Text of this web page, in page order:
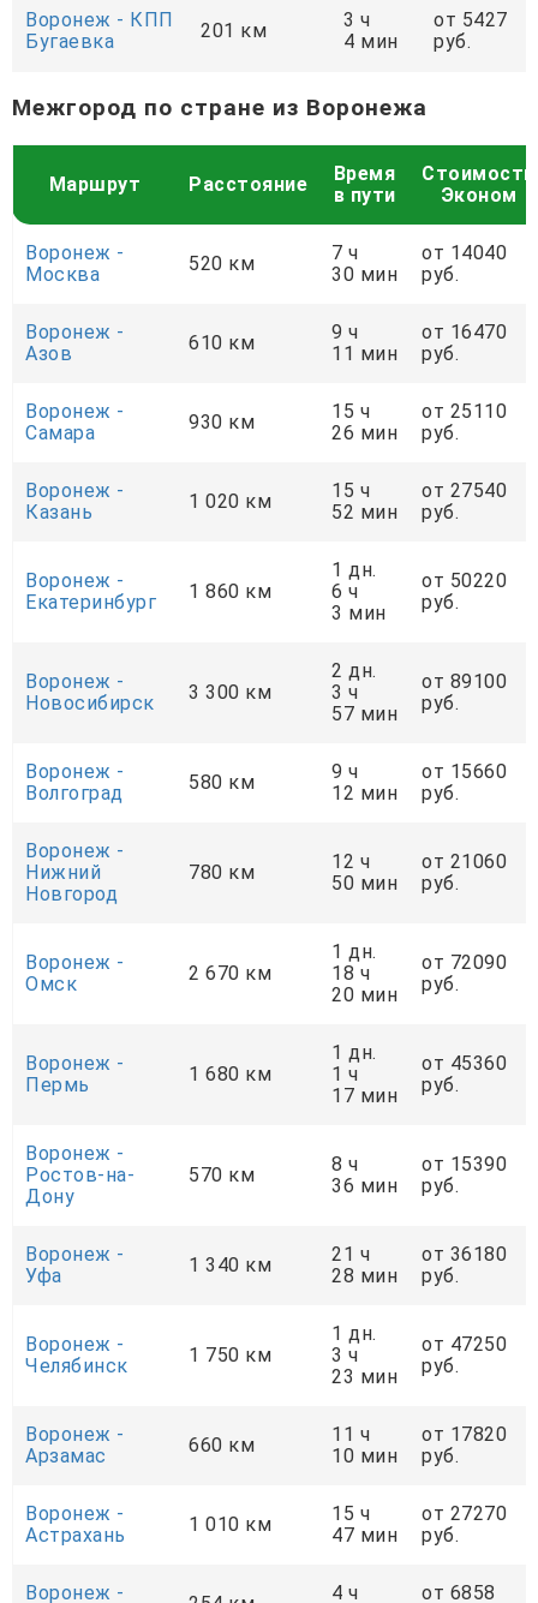
Воронеж - КПП
Бугаевка
201 км
3 ч
4 мин
от 5427
руб.
Межгород по стране из Воронежа
Маршрут Расстояние
Время
в пути
Стоимость
Эконом
Воронеж -
Москва
520 км
7 ч
30 мин
от 14040
руб.
Воронеж -
Азов
610 км
9 ч
11 мин
от 16470
руб.
Воронеж -
Самара
930 км
15 ч
26 мин
от 25110
руб.
Воронеж -
Казань
1 020 км
15 ч
52 мин
от 27540
руб.
Воронеж -
Екатеринбург
1 860 км
1 дн.
6 ч
3 мин
от 50220
руб.
Воронеж -
Новосибирск
3 300 км
2 дн.
3 ч
57 мин
от 89100
руб.
Воронеж -
Волгоград
580 км
9 ч
12 мин
от 15660
руб.
Воронеж -
Нижний
Новгород
780 км
12 ч
50 мин
от 21060
руб.
Воронеж -
Омск
2 670 км
1 дн.
18 ч
20 мин
от 72090
руб.
Воронеж -
Пермь
1 680 км
1 дн.
1 ч
17 мин
от 45360
руб.
Воронеж -
Ростов-на-
Дону
570 км
8 ч
36 мин
от 15390
руб.
Воронеж -
Уфа
1 340 км
21 ч
28 мин
от 36180
руб.
Воронеж -
Челябинск
1 750 км
1 дн.
3 ч
23 мин
от 47250
руб.
Воронеж -
Арзамас
660 км
11 ч
10 мин
от 17820
руб.
Воронеж -
Астрахань
1 010 км
15 ч
47 мин
от 27270
руб.
Воронеж -
4 ч
от 6858